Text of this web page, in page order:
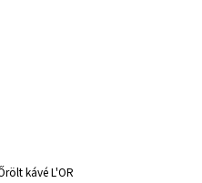
kávé L'OR